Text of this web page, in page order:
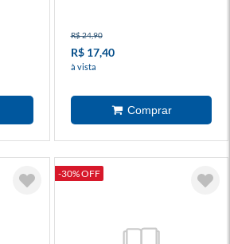
R$ 24,90
R$ 17,40
à vista
-30% OFF